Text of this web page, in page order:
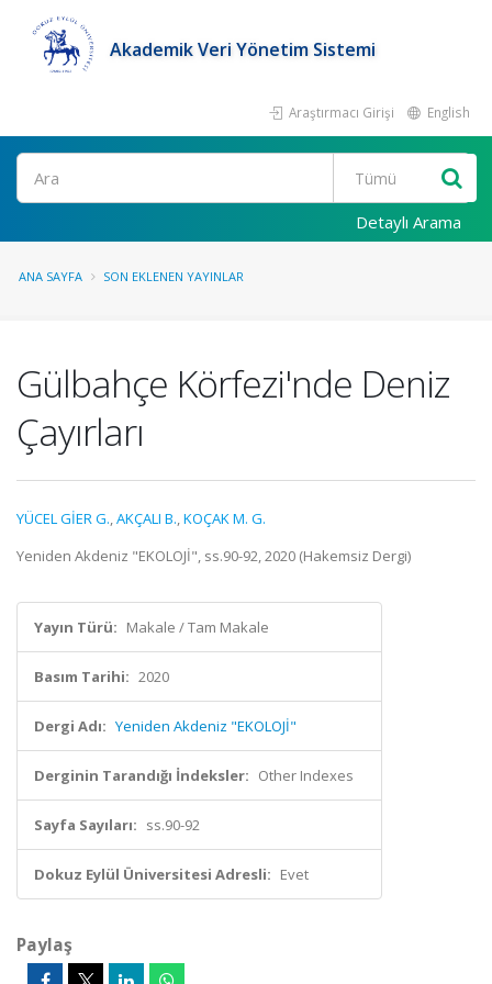
Akademik Veri Yönetim Sistemi
Araştırmacı Girişi English
Ara
Detaylı Arama
ANA SAYFA SON EKLENEN YAYINLAR
Gülbahçe Körfezi'nde Deniz
Çayırları
YÜCEL GİER G.,AKÇALI B.,KOÇAK M. G.
Yeniden Akdeniz "EKOLOJİ", ss.90-92, 2020 (Hakemsiz Dergi)
Yayın Türü: Makale / Tam Makale
Basım Tarihi: 2020
Dergi Adı: Yeniden Akdeniz "EKOLOJİ"
Derginin Tarandığı İndeksler: Other Indexes
Sayfa Sayıları: ss.90-92
Dokuz Eylül Üniversitesi Adresli: Evet
Paylaş